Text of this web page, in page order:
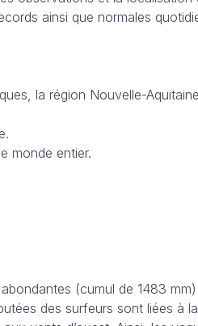
ainsi que normales
la région Nouvelle-
monde entier.
(cumul de 1483
des surfeurs sont liées à